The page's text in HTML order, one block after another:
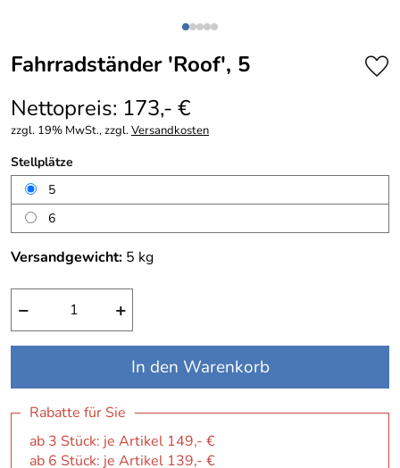
Fahrradständer 'Roof', 5
Nettopreis: 173,- €
zzgl. 19% MwSt., zzgl.Versandkosten
Stellplätze
5
6
Versandgewicht: 5 kg
− +
In den Warenkorb
Rabatte für Sie
ab 3 Stück: je Artikel 149,- €
ab 6 Stück: je Artikel 139,- €